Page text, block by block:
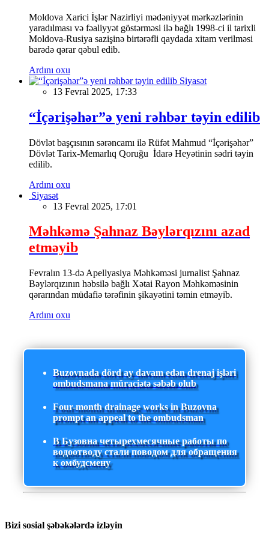
Moldova Xarici İşlər Nazirliyi mədəniyyət mərkəzlərinin
yaradılması və fəaliyyət göstərməsi ilə bağlı 1998-ci il tarixli
Moldova-Rusiya sazişinə birtərəfli qaydada xitam verilməsi
barədə qərar qəbul edib.
Ardını oxu
Siyasət
13 Fevral 2025, 17:33
“İçərişəhər”ə yeni rəhbər təyin edilib
Dövlət başçısının sərəncamı ilə Rüfət Mahmud “İçərişəhər”
Dövlət Tarix-Memarlıq Qoruğu İdarə Heyətinin sədri təyin
edilib.
Ardını oxu
Siyasət
13 Fevral 2025, 17:01
Məhkəmə Şahnaz Bəylərqızını azad
etməyib
Fevralın 13-də Apellyasiya Məhkəməsi jurnalist Şahnaz
Bəylərqızının həbsilə bağlı Xətai Rayon Məhkəməsinin
qərarından müdafiə tərəfinin şikayətini təmin etməyib.
Ardını oxu
Buzovnada dörd ay davam edən drenaj işləri
ombudsmana müraciətə səbəb olub
Four-month drainage works in Buzovna
prompt an appeal to the ombudsman
В Бузовна четырехмесячные работы по
водоотводу стали поводом для обращения
к омбудсмену
Bizi sosial şəbəkələrdə izləyin